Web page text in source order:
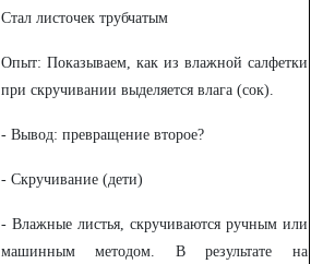
Стал листочек трубчатым
Опыт: Показываем, как из влажной салфетки
при скручивании выделяется влага (сок).
- Вывод: превращение второе?
- Скручивание (дети)
- Влажные листья, скручиваются ручным или
машинным методом. В результате на